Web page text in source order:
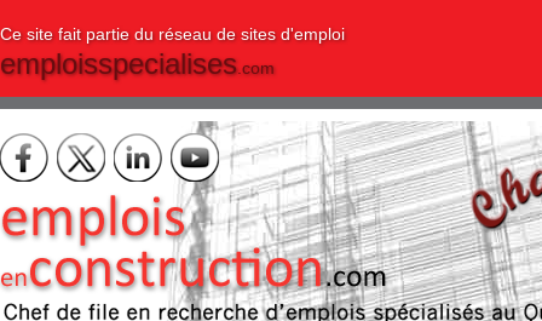
Ce site fait partie du réseau de sites d'emploi
emploisspecialises.com